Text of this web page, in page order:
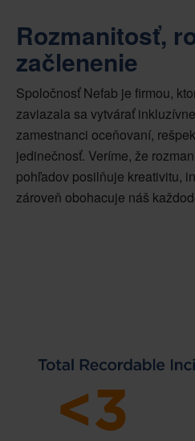
Rozmanitosť,
začlenenie
Spoločnosť Nefab je firmou,
zaviazala sa vytvárať
zamestnanci oceňovaní,
jedinečnosť. Veríme, že
pohľadov posilňuje kreativitu,
zároveň obohacuje náš